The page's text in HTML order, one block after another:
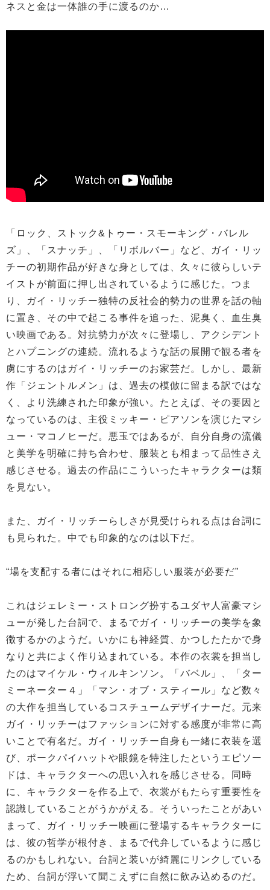
ネスと金は一体誰の手に渡るのか…
「ロック、ストック&トゥー・スモーキング・バレル
ズ」、「スナッチ」、「リボルバー」など、ガイ・リッ
チーの初期作品が好きな身としては、久々に彼らしいテ
イストが前面に押し出されているように感じた。つま
り、ガイ・リッチー独特の反社会的勢力の世界を話の軸
に置き、その中で起こる事件を追った、泥臭く、血生臭
い映画である。対抗勢力が次々に登場し、アクシデント
とハプニングの連続。流れるような話の展開で観る者を
虜にするのはガイ・リッチーのお家芸だ。しかし、最新
作「ジェントルメン」は、過去の模倣に留まる訳ではな
く、より洗練された印象が強い。たとえば、その要因と
なっているのは、主役ミッキー・ピアソンを演じたマシ
ュー・マコノヒーだ。悪玉ではあるが、自分自身の流儀
と美学を明確に持ち合わせ、服装とも相まって品性さえ
感じさせる。過去の作品にこういったキャラクターは類
を見ない。
また、ガイ・リッチーらしさが見受けられる点は台詞に
も見られた。中でも印象的なのは以下だ。
“場を支配する者にはそれに相応しい服装が必要だ”
これはジェレミー・ストロング扮するユダヤ人富豪マシ
ューが発した台詞で、まるでガイ・リッチーの美学を象
徴するかのようだ。いかにも神経質、かつしたたかで身
なりと共によく作り込まれている。本作の衣裳を担当し
たのはマイケル・ウィルキンソン。「バベル」、「ター
ミーネーター４」「マン・オブ・スティール」など数々
の大作を担当しているコスチュームデザイナーだ。元来
ガイ・リッチーはファッションに対する感度が非常に高
いことで有名だ。ガイ・リッチー自身も一緒に衣装を選
び、ポークパイハットや眼鏡を特注したというエピソー
ドは、キャラクターへの思い入れを感じさせる。同時
に、キャラクターを作る上で、衣裳がもたらす重要性を
認識していることがうかがえる。そういったことがあい
まって、ガイ・リッチー映画に登場するキャラクターに
は、彼の哲学が根付き、まるで代弁しているように感じ
るのかもしれない。台詞と装いが綺麗にリンクしている
ため、台詞が浮いて聞こえずに自然に飲み込めるのだ。